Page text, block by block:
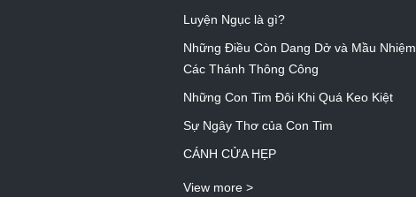
Luyện Ngục là gì?
Những Điều Còn Dang Dở và Mầu Nhiệm
Các Thánh Thông Công
Những Con Tim Đôi Khi Quá Keo Kiệt
Sự Ngây Thơ của Con Tim
CÁNH CỬA HẸP
View more >